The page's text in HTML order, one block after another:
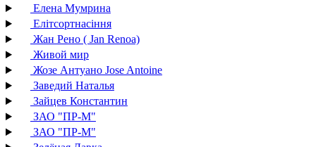
Елена Мумрина
Елітсортнасіння
Жан Рено ( Jan Renoa)
Живой мир
Жозе Антуано Jose Antoine
Заведий Наталья
Зайцев Константин
ЗАО "ПР-М"
ЗАО "ПР-М"